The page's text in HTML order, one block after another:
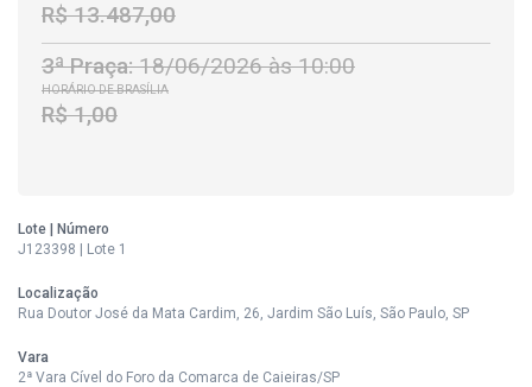
R$ 13.487,00
3ª Praça:18/06/2026 às 10:00
HORÁRIO DE BRASÍLIA
R$ 1,00
Lote | Número
J123398 | Lote 1
Localização
Rua Doutor José da Mata Cardim, 26, Jardim São Luís, São Paulo, SP
Vara
2ª Vara Cível do Foro da Comarca de Caieiras/SP